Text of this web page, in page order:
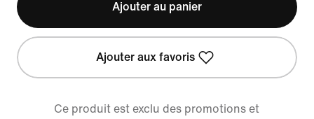
Ajouter au panier
Ajouter aux favoris
Ce produit est exclu des promotions et